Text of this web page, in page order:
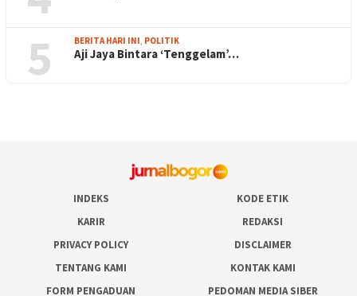
5 BERITA HARI INI POLITIK
Aji Jaya Bintara ‘Tenggelam’…
INDEKS
KODE ETIK
KARIR
REDAKSI
PRIVACY POLICY
DISCLAIMER
TENTANG KAMI
KONTAK KAMI
FORM PENGADUAN
PEDOMAN MEDIA SIBER